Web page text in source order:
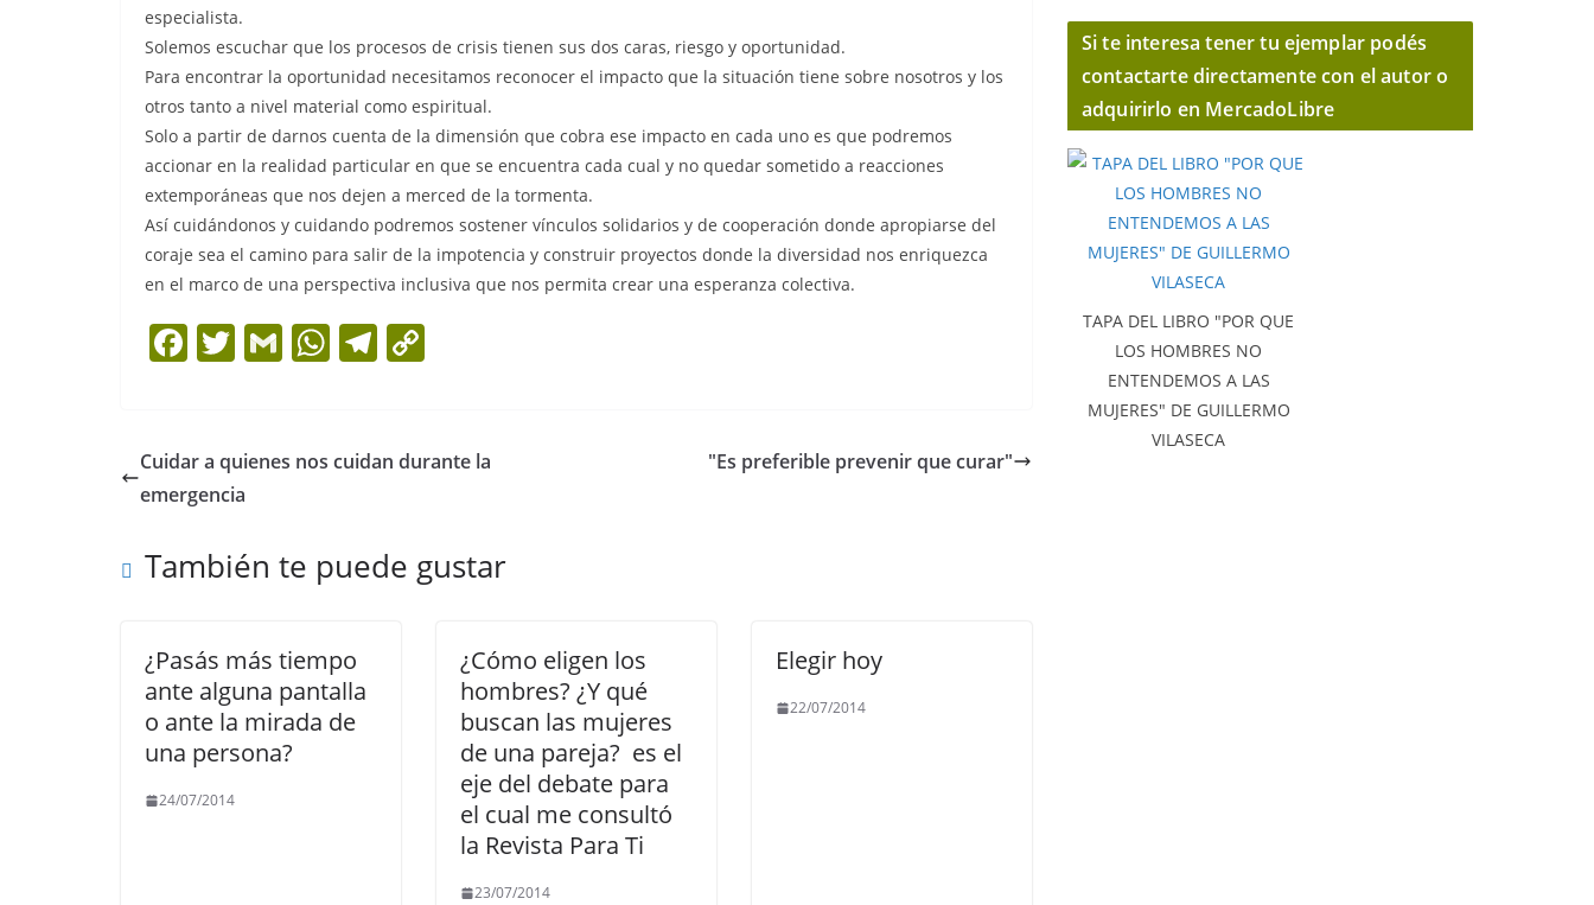
especialista.
Solemos escuchar que los procesos de crisis tienen sus dos caras, riesgo y oportunidad.
Para encontrar la oportunidad necesitamos reconocer el impacto que la situación tiene sobre nosotros y los
otros tanto a nivel material como espiritual.
Solo a partir de darnos cuenta de la dimensión que cobra ese impacto en cada uno es que podremos
accionar en la realidad particular en que se encuentra cada cual y no quedar sometido a reacciones
extemporáneas que nos dejen a merced de la tormenta.
Así cuidándonos y cuidando podremos sostener vínculos solidarios y de cooperación donde apropiarse del
coraje sea el camino para salir de la impotencia y construir proyectos donde la diversidad nos enriquezca
en el marco de una perspectiva inclusiva que nos permita crear una esperanza colectiva.
F
e
b
o
T
er
G
l
W
s
p
T
gr y
k
Cuidar a quienes nos cuidan durante la
emergencia
"Es preferible prevenir que curar"
También te puede gustar
¿Pasás más tiempo
ante alguna pantalla
o ante la mirada de
una persona?
24/07/2014
¿Cómo eligen los
hombres? ¿Y qué
buscan las mujeres
de una pareja? es el
eje del debate para
el cual me consultó
la Revista Para Ti
23/07/2014
Elegir hoy
22/07/2014
Si te interesa tener tu ejemplar podés
contactarte directamente con el autor o
adquirirlo en MercadoLibre
TAPA DEL LIBRO "POR QUE
LOS HOMBRES NO
ENTENDEMOS A LAS
MUJERES" DE GUILLERMO
VILASECA